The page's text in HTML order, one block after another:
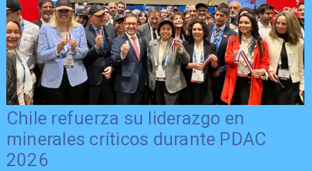
Chile refuerza su liderazgo en
minerales críticos durante PDAC
2026